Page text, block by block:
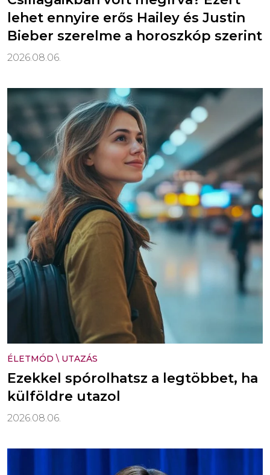
lehet ennyire erős Hailey és Justin
Bieber szerelme a horoszkóp szerint
2026.08.06.
ÉLETMÓD \ UTAZÁS
Ezekkel spórolhatsz a legtöbbet, ha
külföldre utazol
2026.08.06.